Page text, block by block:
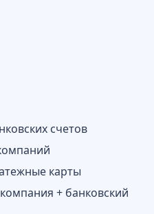
счетов
карты
+ банковский